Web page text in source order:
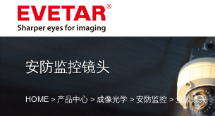
安防监控镜头
HOME> 产品中心> 成像光学> 安防监控> 鱼眼镜头